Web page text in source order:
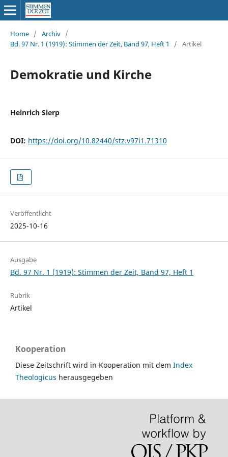
Home / Archiv /
Bd. 97 Nr. 1 (1919): Stimmen der Zeit, Band 97, Heft 1
/ Artikel
Demokratie und Kirche
Heinrich Sierp
DOI: https://doi.org/10.82440/stz.v97i1.71310
Veröffentlicht
2025-10-16
Ausgabe
Bd. 97 Nr. 1 (1919): Stimmen der Zeit, Band 97, Heft 1
Rubrik
Artikel
Kooperation
Diese Zeitschrift wird in Kooperation mit dem Index
Theologicus herausgegeben